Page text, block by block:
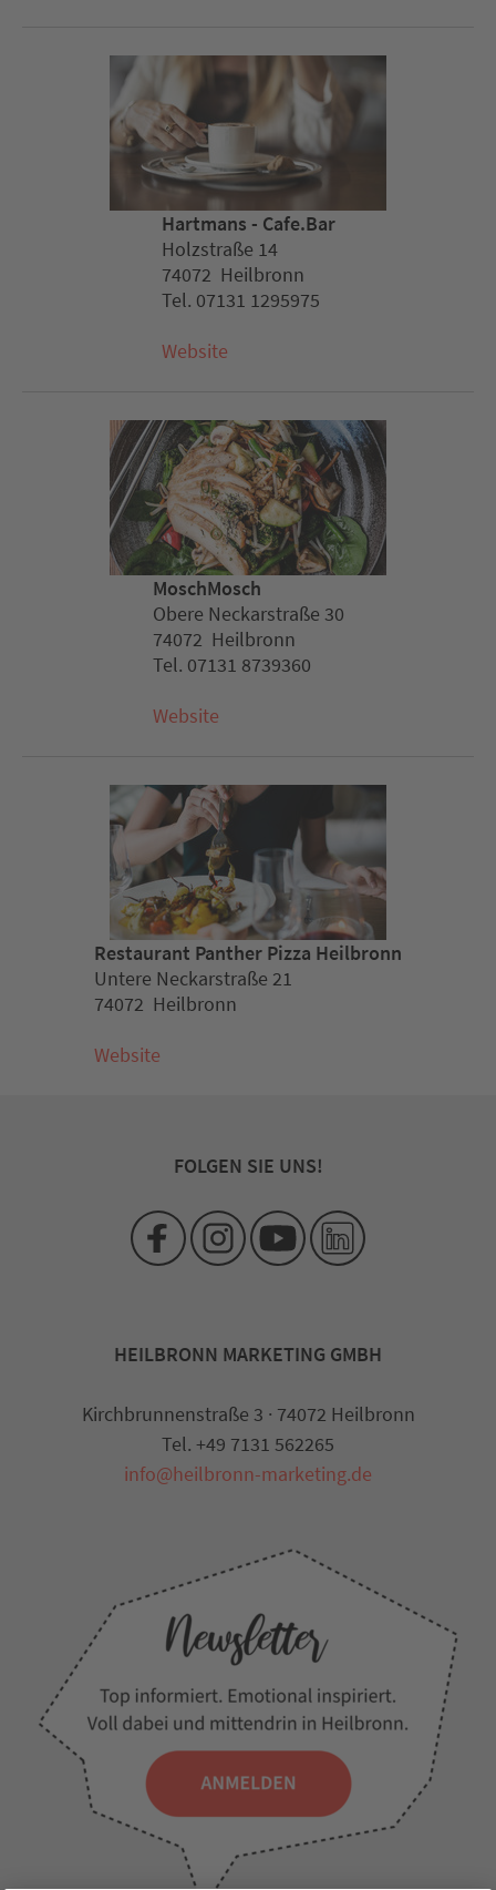
Hartmans - Cafe.Bar
Holzstraße 14
74072 Heilbronn
Tel. 07131 1295975
Website
MoschMosch
Obere Neckarstraße 30
74072 Heilbronn
Tel. 07131 8739360
Website
Restaurant Panther Pizza Heilbronn
Untere Neckarstraße 21
74072 Heilbronn
Website
FOLGEN SIE UNS!
HEILBRONN MARKETING GMBH
Kirchbrunnenstraße 3 · 74072 Heilbronn
Tel. +49 7131 562265
info@heilbronn-marketing.de